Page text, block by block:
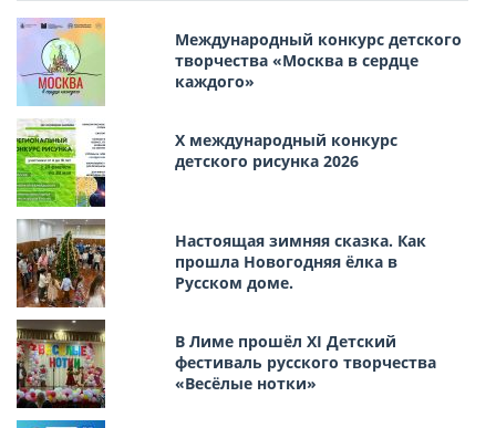
Международный конкурс детского
творчества «Москва в сердце
каждого»
Х международный конкурс
детского рисунка 2026
Настоящая зимняя сказка. Как
прошла Новогодняя ёлка в
Русском доме.
В Лиме прошёл XI Детский
фестиваль русского творчества
«Весёлые нотки»